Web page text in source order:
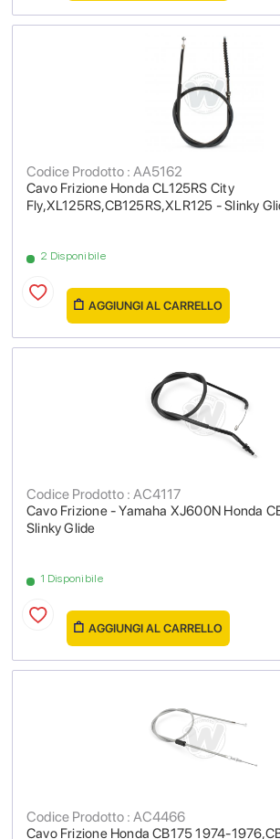
Cavo Frizione Honda CL125RS City
Fly,XL125RS,CB125RS,XLR125 - Slinky
Codice Prodotto : AA5162
2 Disponibile
AGGIUNGI AL CARRELLO
Cavo Frizione - Yamaha XJ600N Honda
Slinky Glide
Codice Prodotto : AC4117
1 Disponibile
AGGIUNGI AL CARRELLO
Cavo Frizione Honda CB175 1974-
Codice Prodotto : AC4466